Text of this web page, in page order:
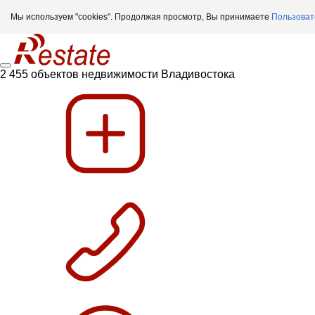
Мы используем "cookies". Продолжая просмотр, Вы принимаете
2 455 объектов недвижимости Владивостока